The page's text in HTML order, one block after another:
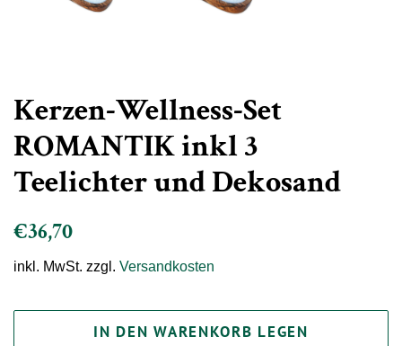
Kerzen-Wellness-Set
ROMANTIK inkl 3
Teelichter und Dekosand
Normaler
€36,70
inkl. MwSt. zzgl. Versandkosten
IN DEN WARENKORB LEGEN